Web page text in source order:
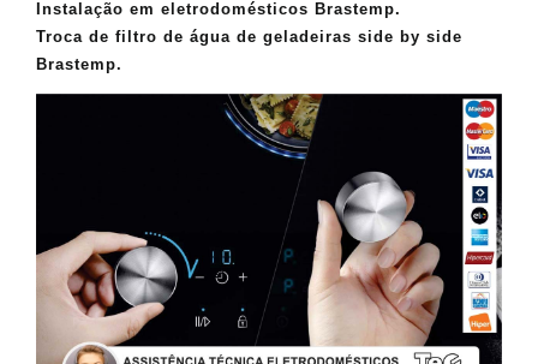
Instalação em eletrodomésticos Brastemp.
Troca de filtro de água de geladeiras side by side
Brastemp.